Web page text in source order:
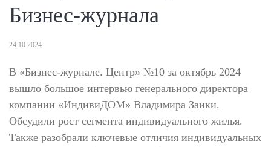
Бизнес-журнала
24.10.2024
В «Бизнес-журнале. Центр» №10 за октябрь 2024
вышло большое интервью генерального директора
компании «ИндивиДОМ» Владимира Заики.
Обсудили рост сегмента индивидуального жилья.
Также разобрали ключевые отличия индивидуальных